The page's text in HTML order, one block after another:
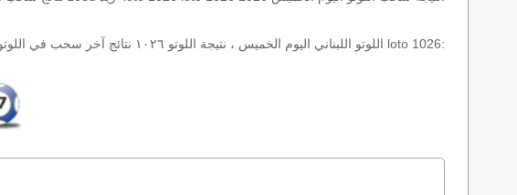
اللوتو اللبناني اليوم الخميس ، نتيجة اللوتو ١٠٢٦ نتائج آخر سحب في اللوتو اللبناني، أي نتائج اللوتو رقم السحب 1026 اليوم الخميس 2012-09-27 loto 1026: